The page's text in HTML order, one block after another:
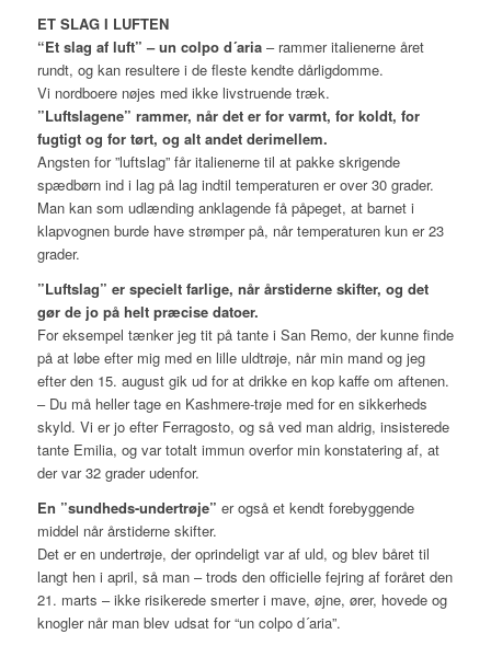
ET SLAG I LUFTEN
“Et slag af luft” – un colpo d´aria– rammer italienerne året
rundt, og kan resultere i de fleste kendte dårligdomme.
Vi nordboere nøjes med ikke livstruende træk.
”Luftslagene” rammer, når det er for varmt, for koldt, for
fugtigt og for tørt, og alt andet derimellem.
Angsten for ”luftslag” får italienerne til at pakke skrigende
spædbørn ind i lag på lag indtil temperaturen er over 30 grader.
Man kan som udlænding anklagende få påpeget, at barnet i
klapvognen burde have strømper på, når temperaturen kun er 23
grader.
”Luftslag” er specielt farlige, når årstiderne skifter, og det
gør de jo på helt præcise datoer.
For eksempel tænker jeg tit på tante i San Remo, der kunne finde
på at løbe efter mig med en lille uldtrøje, når min mand og jeg
efter den 15. august gik ud for at drikke en kop kaffe om aftenen.
– Du må heller tage en Kashmere-trøje med for en sikkerheds
skyld. Vi er jo efter Ferragosto, og så ved man aldrig, insisterede
tante Emilia, og var totalt immun overfor min konstatering af, at
der var 32 grader udenfor.
En ”sundheds-undertrøje” er også et kendt forebyggende
middel når årstiderne skifter.
Det er en undertrøje, der oprindeligt var af uld, og blev båret til
langt hen i april, så man – trods den officielle fejring af foråret den
21. marts – ikke risikerede smerter i mave, øjne, ører, hovede og
knogler når man blev udsat for “un colpo d´aria”.